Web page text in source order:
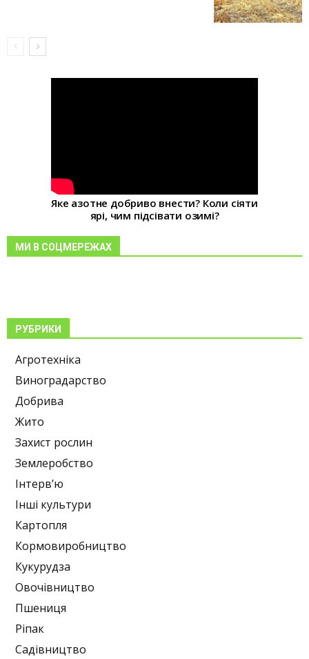
Яке азотне добриво внести? Коли сіяти
ярі, чим підсівати озимі?
МИ В СОЦМЕРЕЖАХ
РУБРИКИ
Агротехніка
Виноградарство
Добрива
Жито
Захист рослин
Землеробство
Інтерв’ю
Інші культури
Картопля
Кормовиробництво
Кукурудза
Овочівництво
Пшениця
Ріпак
Садівництво